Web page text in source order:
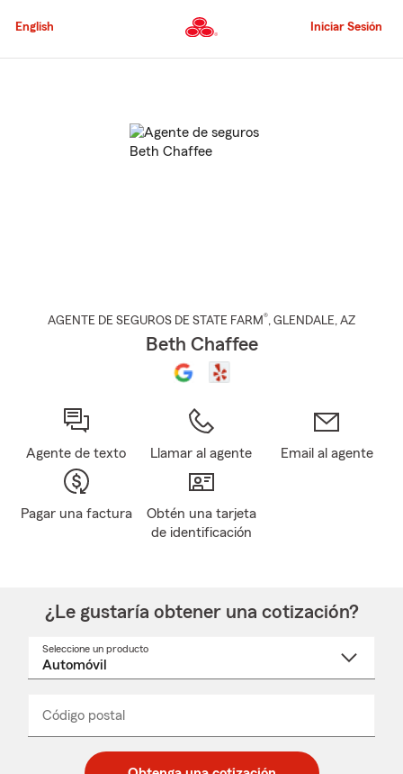
al
principal
English Iniciar Sesión
AGENTE DE SEGUROS DE STATE FARM®, GLENDALE, AZ
Beth Chaffee
Agente de texto Llamar al agente Email al agente
Pagar una factura
Obtén una tarjeta
de identificación
¿Le gustaría obtener una cotización?
Seleccione un producto
desplegable
Código postal
_____